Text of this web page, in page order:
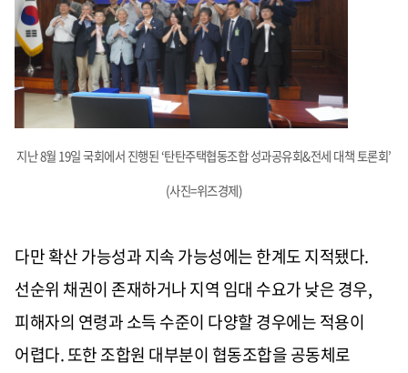
지난 8월 19일 국회에서 진행된 ‘탄탄주택협동조합 성과공유회&전세 대책 토론회’
(사진=위즈경제)
다만 확산 가능성과 지속 가능성에는 한계도 지적됐다.
선순위 채권이 존재하거나 지역 임대 수요가 낮은 경우,
피해자의 연령과 소득 수준이 다양할 경우에는 적용이
어렵다. 또한 조합원 대부분이 협동조합을 공동체로